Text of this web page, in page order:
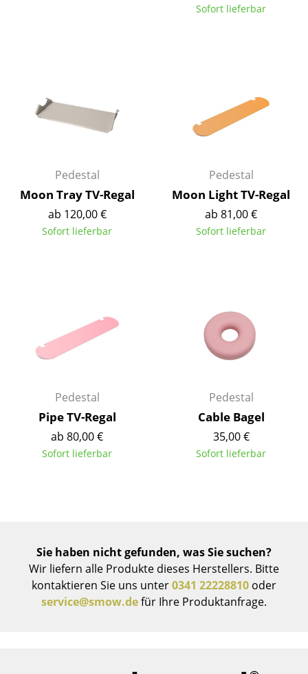
Figuren & Miniaturen
Aufbewahrungsboxen
... alle Accessoires
Zuhause
Wohnzimmer
Arbeitszimmer
Diele
Badezimmer
Sofort lieferbar
Pedestal
Moon Tray TV-Regal
ab 120,00 €
Sofort lieferbar
Pedestal
Moon Light TV-Regal
ab 81,00 €
Sofort lieferbar
Pedestal
Pipe TV-Regal
ab 80,00 €
Sofort lieferbar
Pedestal
Cable Bagel
35,00 €
Sofort lieferbar
Sie haben nicht gefunden, was Sie suchen?
Wir liefern alle Produkte dieses Herstellers. Bitte
kontaktieren Sie uns unter0341 22228810 oder
service@smow.defür Ihre Produktanfrage.